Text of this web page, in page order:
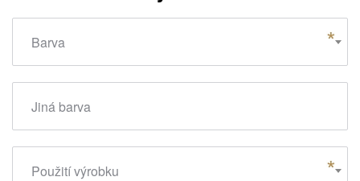
Barva
Jiná barva
Použití výrobku